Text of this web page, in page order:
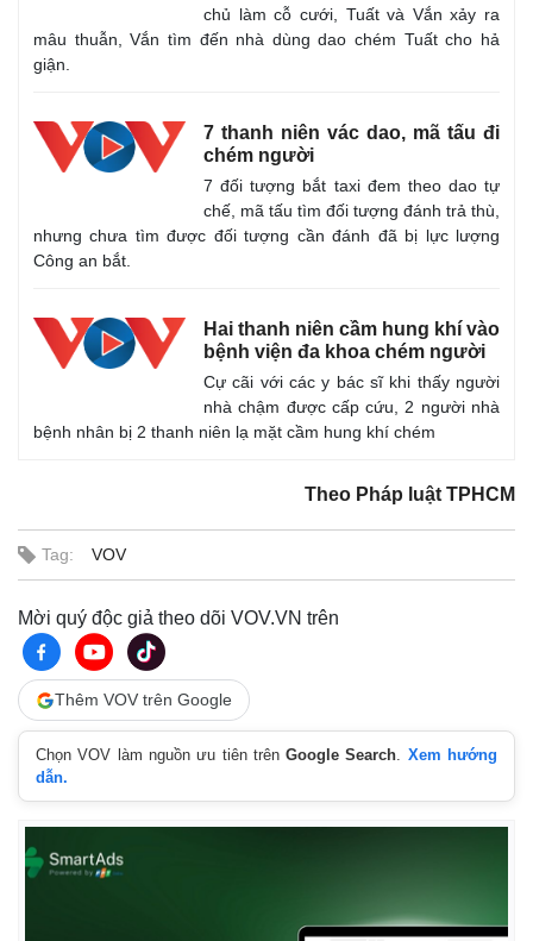
Quan sát
Cuộc sống đó đây
Hồ sơ
Video
Ảnh
Infographic
chủ làm cỗ cưới, Tuất và Vắn xảy ra
mâu thuẫn, Vắn tìm đến nhà dùng dao chém Tuất cho hả
giận.
7 thanh niên vác dao, mã tấu đi
chém người
7 đối tượng bắt taxi đem theo dao tự
chế, mã tấu tìm đối tượng đánh trả thù,
nhưng chưa tìm được đối tượng cần đánh đã bị lực lượng
Công an bắt.
Hai thanh niên cầm hung khí vào
bệnh viện đa khoa chém người
Cự cãi với các y bác sĩ khi thấy người
nhà chậm được cấp cứu, 2 người nhà
bệnh nhân bị 2 thanh niên lạ mặt cầm hung khí chém
Theo Pháp luật TPHCM
Tag: VOV
Mời quý độc giả theo dõi VOV.VN trên
Thêm VOV trên Google
Chọn VOV làm nguồn ưu tiên trênGoogle Search. Xem hướng
dẫn.